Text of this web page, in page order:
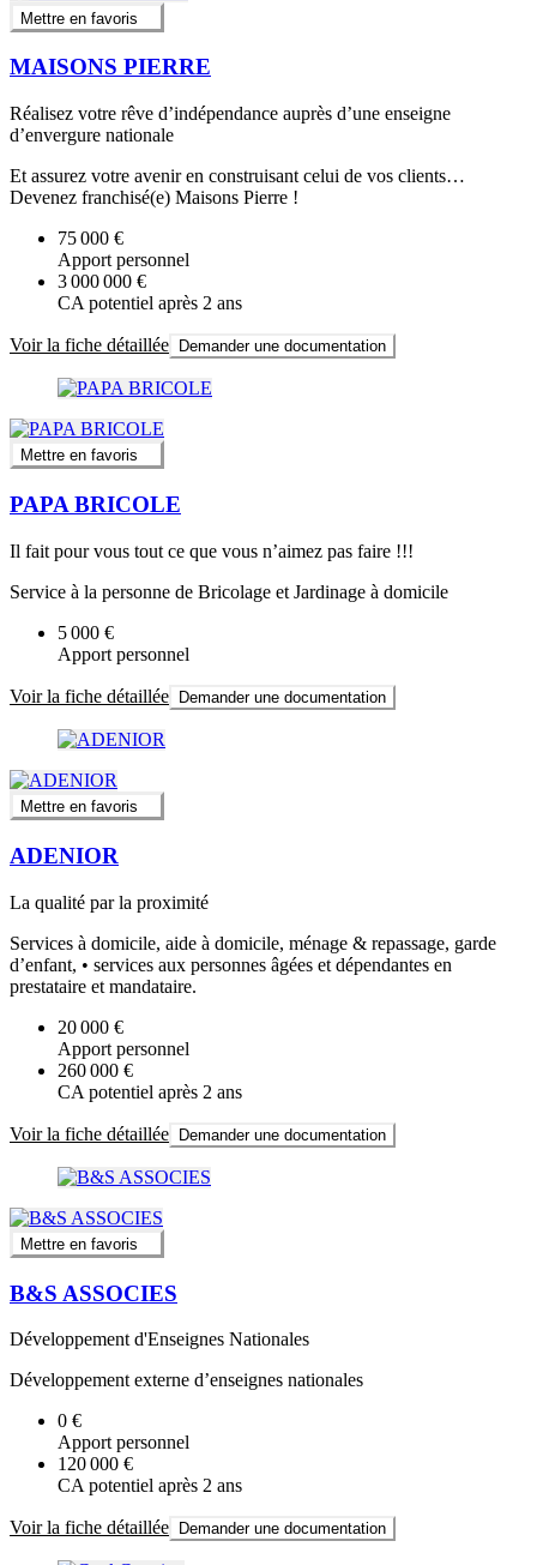
Mettre en favoris
MAISONS PIERRE
Réalisez votre rêve d’indépendance auprès d’une enseigne
d’envergure nationale
Et assurez votre avenir en construisant celui de vos clients…
Devenez franchisé(e) Maisons Pierre !
75 000 €
Apport personnel
3 000 000 €
CA potentiel après 2 ans
Voir la fiche détaillée Demander une documentation
Mettre en favoris
PAPA BRICOLE
Il fait pour vous tout ce que vous n’aimez pas faire !!!
Service à la personne de Bricolage et Jardinage à domicile
5 000 €
Apport personnel
Voir la fiche détaillée Demander une documentation
Mettre en favoris
ADENIOR
La qualité par la proximité
Services à domicile, aide à domicile, ménage & repassage, garde
d’enfant, • services aux personnes âgées et dépendantes en
prestataire et mandataire.
20 000 €
Apport personnel
260 000 €
CA potentiel après 2 ans
Voir la fiche détaillée Demander une documentation
Mettre en favoris
B&S ASSOCIES
Développement d'Enseignes Nationales
Développement externe d’enseignes nationales
0 €
Apport personnel
120 000 €
CA potentiel après 2 ans
Voir la fiche détaillée Demander une documentation